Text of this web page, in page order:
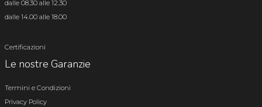
dalle 08.30 alle 12.30
dalle 14.00 alle 18.00
Certificazioni
Le nostre Garanzie
Termini e Condizioni
Privacy Policy